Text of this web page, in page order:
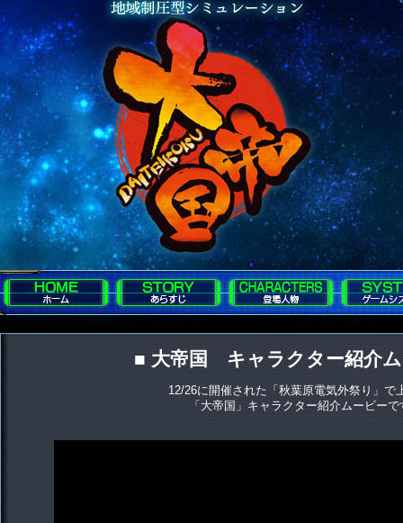
■ 大帝国 キャラクター紹介
12/26に開催された「秋葉原電気外祭り」で
「大帝国」キャラクター紹介ムービーで